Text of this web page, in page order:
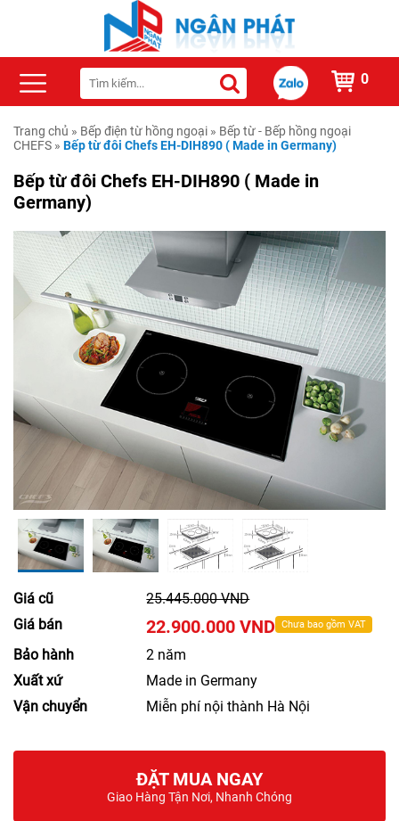
0
Trang chủ » Bếp điện từ hồng ngoại » Bếp từ - Bếp hồng ngoại
CHEFS » Bếp từ đôi Chefs EH-DIH890 ( Made in Germany)
Bếp từ đôi Chefs EH-DIH890 ( Made in
Germany)
Giá cũ
25.445.000 VND
Giá bán
22.900.000 VND Chưa bao gồm VAT
Bảo hành
2 năm
Xuất xứ
Made in Germany
Vận chuyển
Miễn phí nội thành Hà Nội
ĐẶT MUA NGAY
Giao Hàng Tận Nơi, Nhanh Chóng